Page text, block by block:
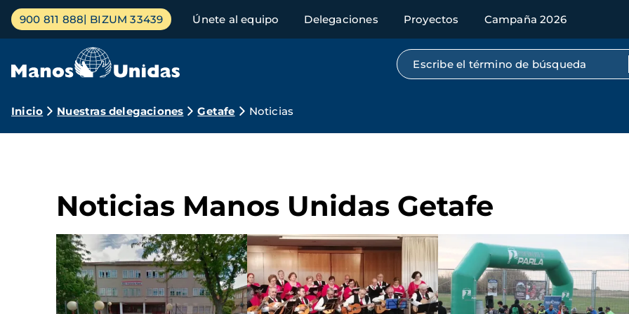
Pasar
contenido
Menú
principal
900 811 888 BIZUM 33439 Únete al equipo Delegaciones Proyectos Campaña 2026
Búsqueda por texto completo
Ruta
Inicio Nuestras delegaciones Getafe Noticias
Noticias Manos Unidas Getafe